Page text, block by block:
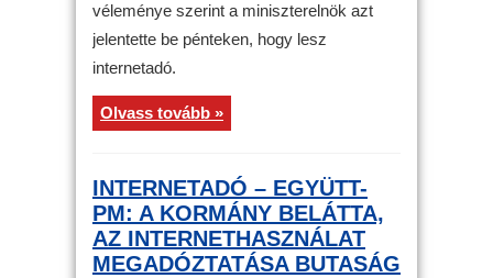
be,
lesz
bejegyzéshez
véleménye szerint a miniszterelnök azt
jelentette be pénteken, hogy lesz
internetadó.
Olvass tovább »
INTERNETADÓ – EGYÜTT-
PM: A KORMÁNY BELÁTTA,
AZ INTERNETHASZNÁLAT
MEGADÓZTATÁSA BUTASÁG